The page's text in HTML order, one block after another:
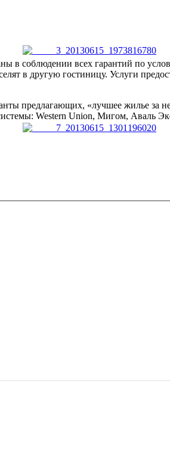
в соблюдении всех гарантий по
в другую гостиницу. Услуги
предлагающих, «лучшее жилье за
Western Union, Мигом, Аваль